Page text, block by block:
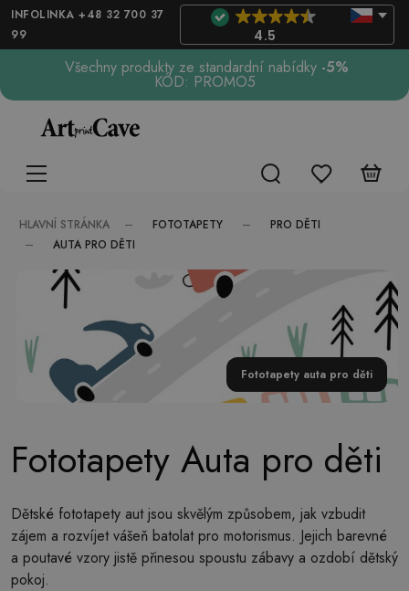
INFOLINKA +48 32 700 37
99
4.5
Všechny produkty ze standardní nabídky -5%
KÓD: PROMO5
HLAVNÍ STRÁNKA FOTOTAPETY
PRO DĚTI
AUTA PRO DĚTI
Fototapety auta pro děti
Fototapety Auta pro děti
Dětské fototapety aut jsou skvělým způsobem, jak vzbudit
zájem a rozvíjet vášeň batolat pro motorismus. Jejich barevné
a poutavé vzory jistě přinesou spoustu zábavy a ozdobí dětský
pokoj.